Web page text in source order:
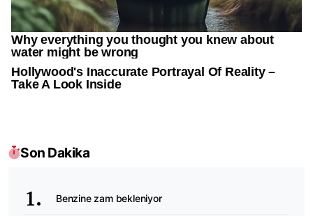
Son Dakika
Benzine zam bekleniyor